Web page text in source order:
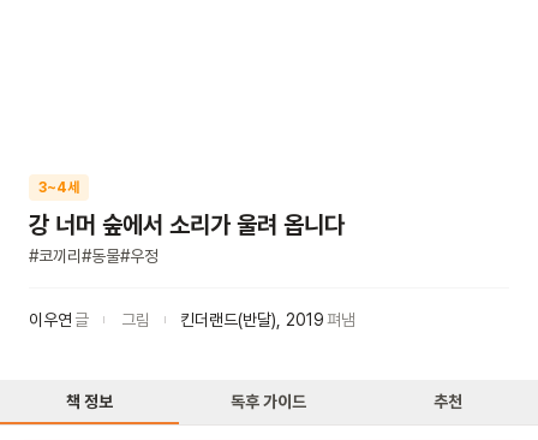
3~4세
강 너머 숲에서 소리가 울려 옵니다
#코끼리 #동물#우정
이우연 글 그림 킨더랜드(반달) 2019펴냄
책 정보 독후 가이드 추천